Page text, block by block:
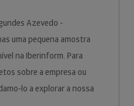
Azevedo -
uma pequena amostra
na Iberinform. Para
sobre a empresa ou
lo a explorar a nossa